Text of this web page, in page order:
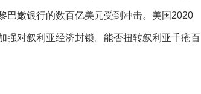
巴嫩银行的数百亿美元受到冲击。美国2020
强对叙利亚经济封锁。能否扭转叙利亚千疮百